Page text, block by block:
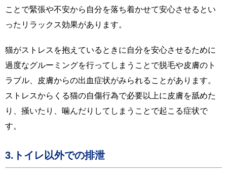
ことで緊張や不安から自分を落ち着かせて安心させるとい
ったリラックス効果があります。
猫がストレスを抱えているときに自分を安心させるために
過度なグルーミングを行ってしまうことで脱毛や皮膚のト
ラブル、皮膚からの出血症状がみられることがあります。
ストレスからくる猫の自傷行為で必要以上に皮膚を舐めた
り、掻いたり、噛んだりしてしまうことで起こる症状で
す。
3.トイレ以外での排泄